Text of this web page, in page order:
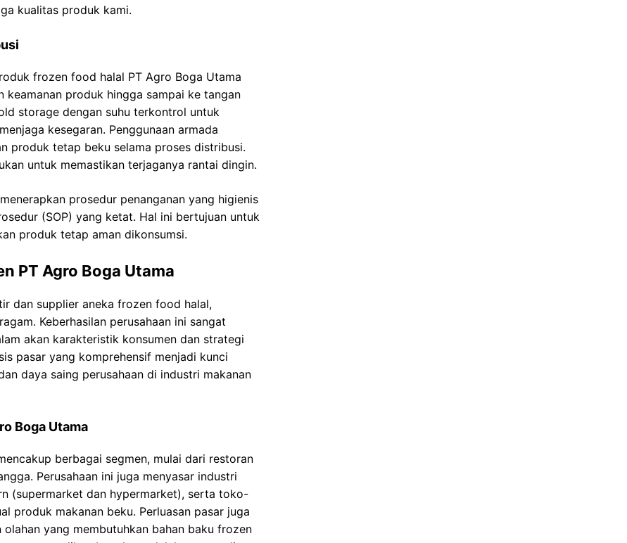
kualitas produk kami.
frozen food halal PT Agro Boga Utama
keamanan produk hingga sampai ke tangan
storage dengan suhu terkontrol untuk
kesegaran. Penggunaan armada
produk tetap beku selama proses distribusi.
untuk memastikan terjaganya rantai dingin.
prosedur penanganan yang higienis
(SOP) yang ketat. Hal ini bertujuan untuk
produk tetap aman dikonsumsi.
PT Agro Boga Utama
dan supplier aneka frozen food halal,
Keberhasilan perusahaan ini sangat
akan karakteristik konsumen dan strategi
pasar yang komprehensif menjadi kunci
daya saing perusahaan di industri makanan
Boga Utama
berbagai segmen, mulai dari restoran
Perusahaan ini juga menyasar industri
(supermarket dan hypermarket), serta toko-
produk makanan beku. Perluasan pasar juga
yang membutuhkan bahan baku frozen